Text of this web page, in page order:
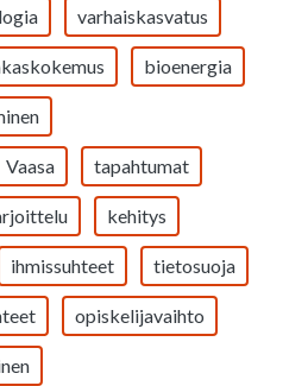
varhaiskasvatus
bioenergia
Vaasa tapahtumat
kehitys
ihmissuhteet tietosuoja
opiskelijavaihto